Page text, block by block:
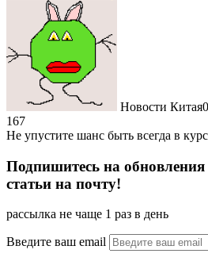
Новости Китая
167
Не упустите шанс быть всегда в
Подпишитесь на
статьи на почту!
рассылка не чаще 1 раз в день
Введите ваш email